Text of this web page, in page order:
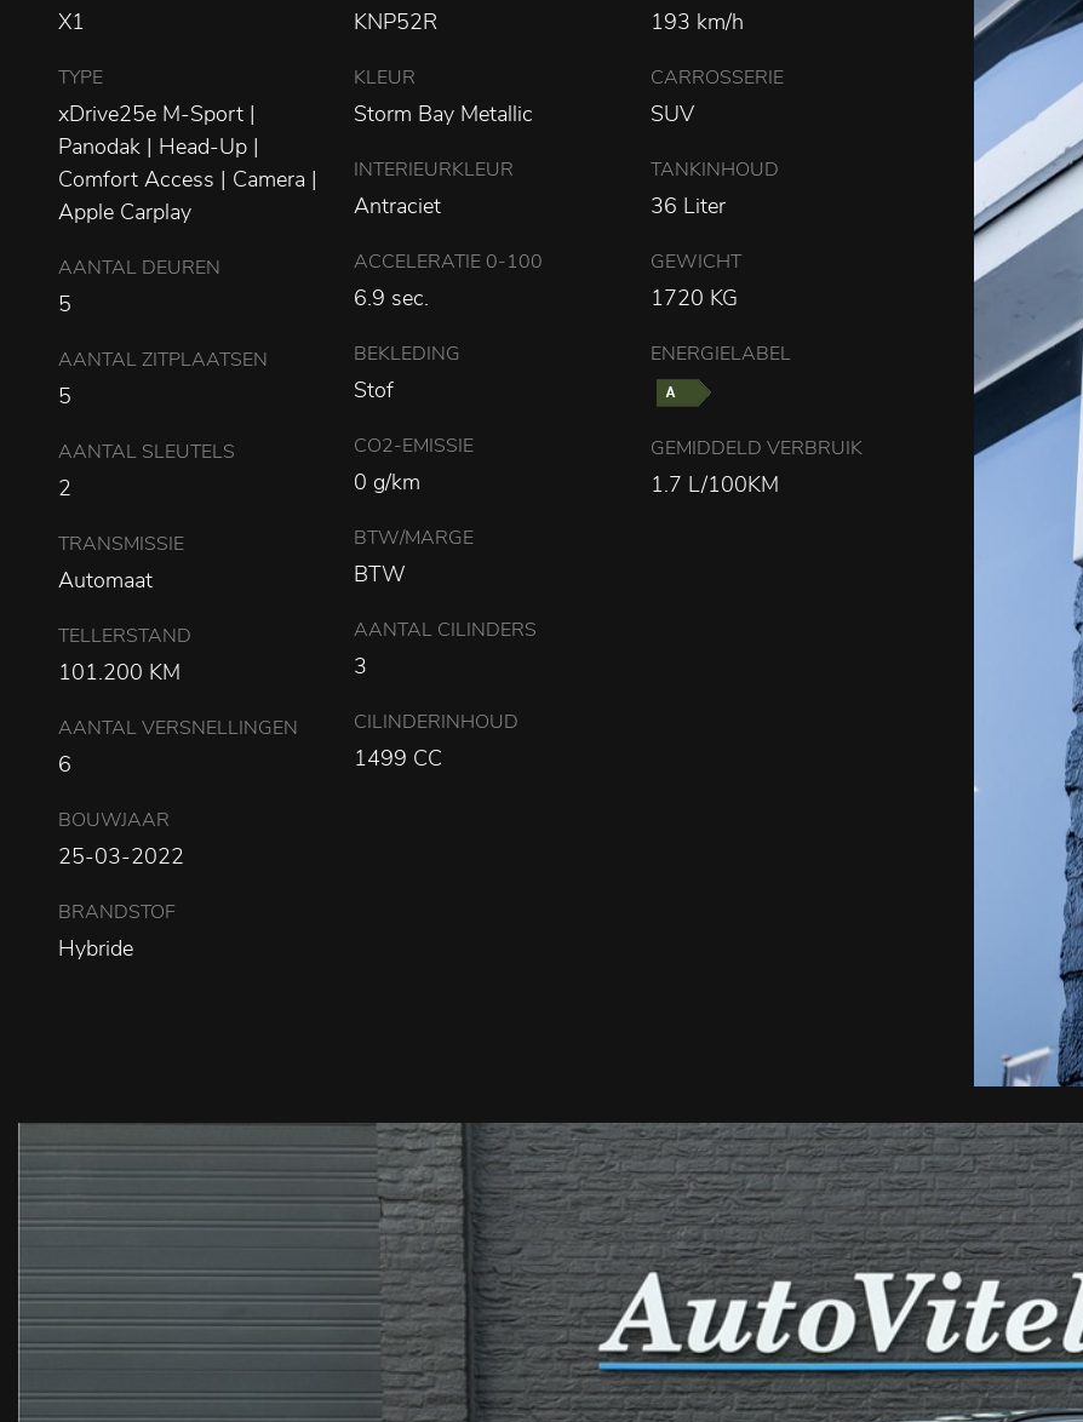
X1
TYPE
xDrive25e M-Sport |
Panodak | Head-Up |
Comfort Access | Camera |
Apple Carplay
AANTAL DEUREN
5
AANTAL ZITPLAATSEN
5
AANTAL SLEUTELS
2
TRANSMISSIE
Automaat
TELLERSTAND
101.200 KM
AANTAL VERSNELLINGEN
6
BOUWJAAR
25-03-2022
BRANDSTOF
Hybride
KNP52R
KLEUR
Storm Bay Metallic
INTERIEURKLEUR
Antraciet
ACCELERATIE 0-100
6.9 sec.
BEKLEDING
Stof
CO2-EMISSIE
0 g/km
BTW/MARGE
BTW
AANTAL CILINDERS
3
CILINDERINHOUD
1499 CC
193 km/h
CARROSSERIE
SUV
TANKINHOUD
36 Liter
GEWICHT
1720 KG
ENERGIELABEL
GEMIDDELD VERBRUIK
1.7 L/100KM